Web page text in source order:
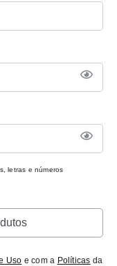
letras e números
Uso e com a Políticas da